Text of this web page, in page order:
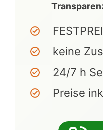
keine
24/7 h
Preise